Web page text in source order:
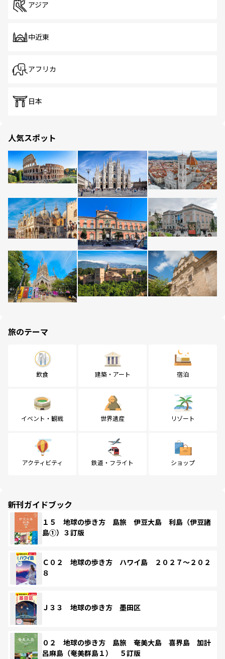
アジア
中近東
アフリカ
日本
人気スポット
旅のテーマ
飲食 建築・アート 宿泊
イベント・観戦 世界遺産 リゾート
アクティビティ 鉄道・フライト ショップ
新刊ガイドブック
１５ 地球の歩き方 島旅 伊豆大島 利島（伊豆諸
島①）３訂版
Ｃ０２ 地球の歩き方 ハワイ島 ２０２７～２０２
８
Ｊ３３ 地球の歩き方 墨田区
０２ 地球の歩き方 島旅 奄美大島 喜界島 加計
呂麻島（奄美群島１） ５訂版